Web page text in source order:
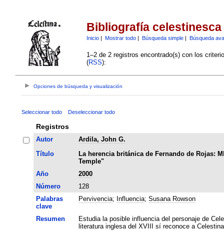
Bibliografía celestinesca
Inicio| Mostrar todo| Búsqueda simple| Búsqueda
1–2 de 2 registros encontrado(s) con los
(RSS):
Opciones de búsqueda y visualización
Seleccionar todo Deseleccionar todo
Registros
Autor
Ardila, John G.
Título
La herencia británica de Fernando de Rojas:
Temple"
Año
2000
Número
128
Palabras
clave
Pervivencia; Influencia; Susana Rowson
Resumen
Estudia la posible influencia del personaje de
literatura inglesa del XVIII sí reconoce a